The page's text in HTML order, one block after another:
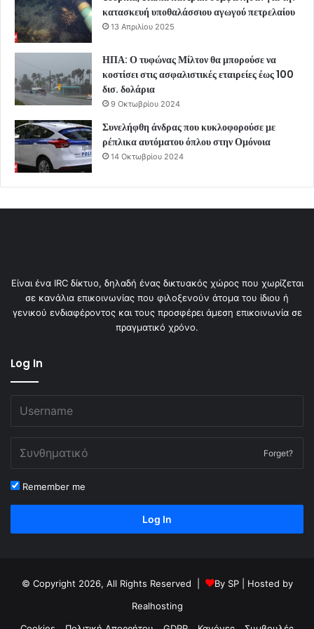
κατασκευή υποθαλάσσιου αγωγού πετρελαίου
13 Απριλίου 2025
ΗΠΑ: Ο τυφώνας Μίλτον θα μπορούσε να
κοστίσει στις ασφαλιστικές εταιρείες έως 100
δισ. δολάρια
9 Οκτωβρίου 2024
Συνελήφθη άνδρας που κυκλοφορούσε με
ρέπλικα αυτόματου όπλου στην Ομόνοια
14 Οκτωβρίου 2024
Είναι ένα IRC δίκτυο, δηλαδή ένας δικτυακός χώρος που χωρίζεται
σε κανάλια επικοινωνίας που φιλοξενούν άτομα του ίδιου ή
γενικού ενδιαφέροντος και τους προσφέρει άμεση επικοινωνία σε
πραγματικό χρόνο.
Log In
Forget?
Remember me
Log In
© Copyright 2026, All Rights Reserved | By SP| Hosted by
Realhosting